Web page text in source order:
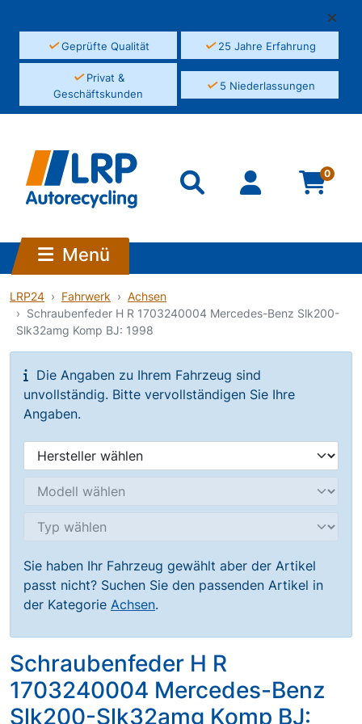
✓Geprüfte Qualität ✓25 Jahre Erfahrung
✓Privat &
Geschäftskunden
✓5 Niederlassungen
0
Menü
LRP24 Fahrwerk
Achsen
Schraubenfeder H R 1703240004 Mercedes-Benz Slk200-
Slk32amg Komp BJ: 1998
Die Angaben zu Ihrem Fahrzeug sind
unvollständig. Bitte vervollständigen Sie Ihre
Angaben.
Sie haben Ihr Fahrzeug gewählt aber der Artikel
passt nicht? Suchen Sie den passenden Artikel in
der Kategorie Achsen.
Schraubenfeder H R
1703240004 Mercedes-Benz
Slk200-Slk32amg Komp BJ: